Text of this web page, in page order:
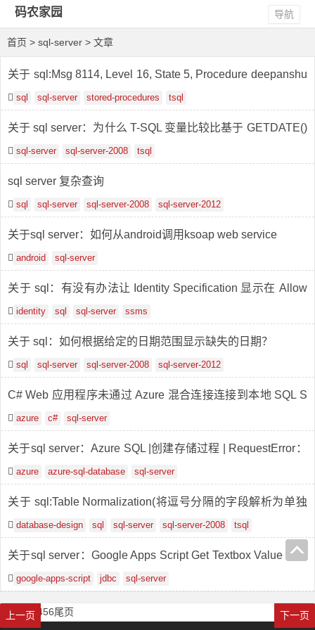
码农家园 导航
首页 > sql-server > 文章
关于 sql:Msg 8114, Level 16, State 5, Procedure deepanshu
_temp, Line 141 Error convert data type varchar to numeric
sql sql-server stored-procedures tsql
关于 sql server：为什么 T-SQL 变量比较比基于 GETDATE()
函数的比较慢？
sql-server sql-server-2008 tsql
sql server 复杂查询
sql sql-server sql-server-2008 sql-server-2012
关于sql server：如何从android调用ksoap web service
android sql-server
关于 sql：有没有办法让 Identity Specification 显示在 Allow
Nulls 列旁边的表设计器中？
identity sql sql-server ssms
关于 sql：如何根据给定的日期范围显示缺失的日期？
sql sql-server sql-server-2008 sql-server-2012
C# Web 应用程序未通过 Azure 混合连接连接到本地 SQL S
erver
azure c# sql-server
关于sql server：Azure SQL |创建存储过程 | RequestError：
必须声明标量变量
azure azure-sql-database sql-server
关于 sql:Table Normalization(将逗号分隔的字段解析为单独
的记录)
database-design sql sql-server sql-server-2008 tsql
关于sql server：Google Apps Script Get Textbox Value Inse
rt into Database
google-apps-script jdbc sql-server
首页上一页
23 456 下一页
尾页